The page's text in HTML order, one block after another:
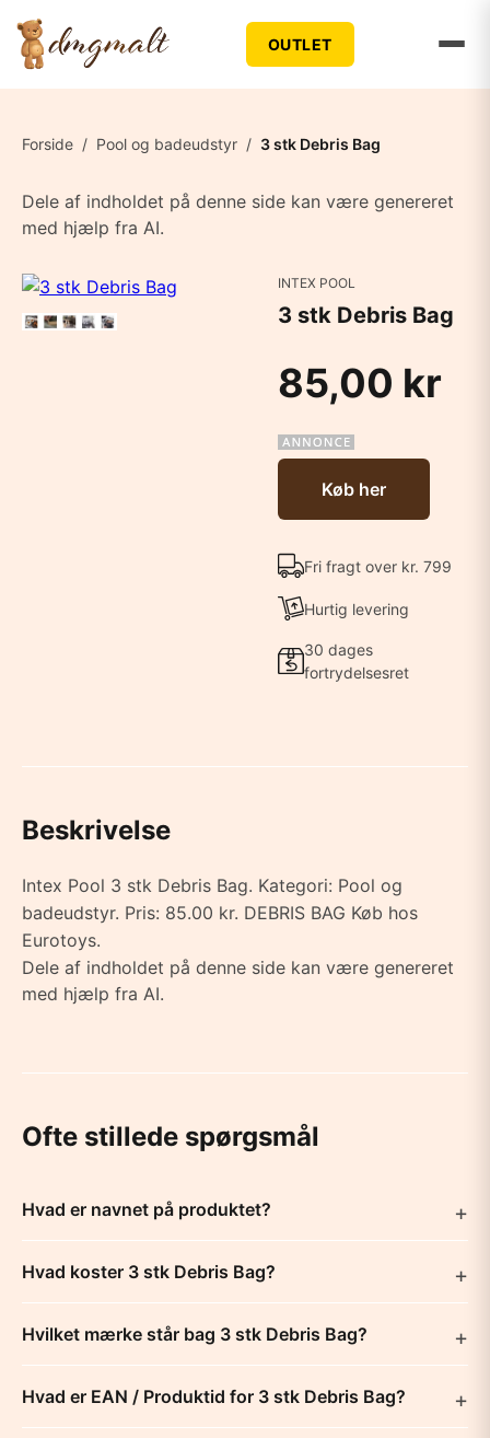
OUTLET
Forside / Pool og badeudstyr / 3 stk Debris Bag
Dele af indholdet på denne side kan være genereret
med hjælp fra AI.
INTEX POOL
3 stk Debris Bag
85,00 kr
Køb her
Fri fragt over kr. 799
Hurtig levering
30 dages
fortrydelsesret
Beskrivelse
Intex Pool 3 stk Debris Bag. Kategori: Pool og
badeudstyr. Pris: 85.00 kr. DEBRIS BAG Køb hos
Eurotoys.
Dele af indholdet på denne side kan være genereret
med hjælp fra AI.
Ofte stillede spørgsmål
Hvad er navnet på produktet?
Hvad koster 3 stk Debris Bag?
Hvilket mærke står bag 3 stk Debris Bag?
Hvad er EAN / Produktid for 3 stk Debris Bag?